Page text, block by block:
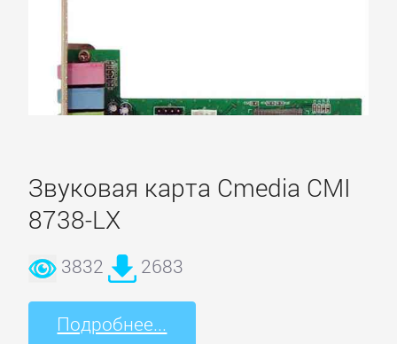
Звуковая карта Cmedia CMI
8738-LX
3832 2683
Подробнее...
Карта
сайта
ВИДЕОКАРТЫ
Albatron
ASUS